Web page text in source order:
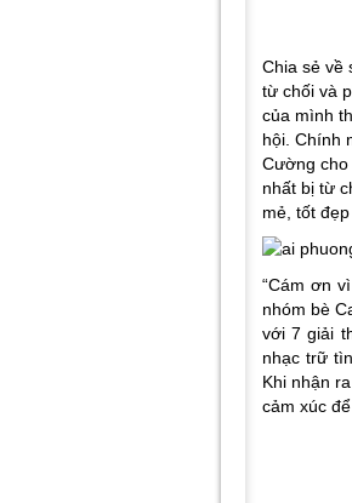
Chia sẻ về
từ chối và
của mình
hội. Chính
Cường cho
nhất bị từ
mẻ, tốt
“Cám ơn
nhóm bè
với 7 giải
nhạc trữ
Khi nhận
cảm xúc